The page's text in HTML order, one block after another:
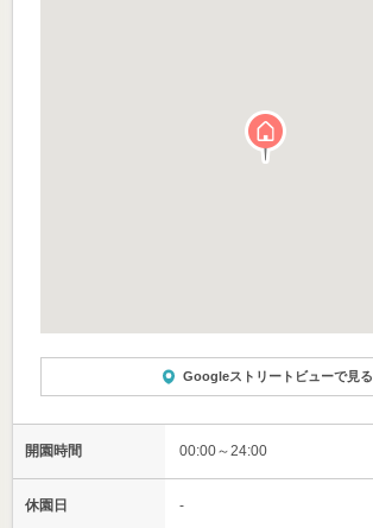
Googleストリートビューで見る
開園時間 00:00～24:00
休園日 -